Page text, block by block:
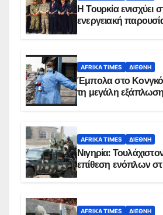
Η Τουρκία ενισχύει
ενεργειακή
AFRIKA TIMES ΔΙΕΘΝΉ
Έμπολα στο
τη μεγάλη εξάπλωση
AFRIKA TIMES ΔΙΕΘΝΉ
Νιγηρία:
επίθεση ενόπλων
AFRIKA TIMES ΔΙΕΘΝΉ